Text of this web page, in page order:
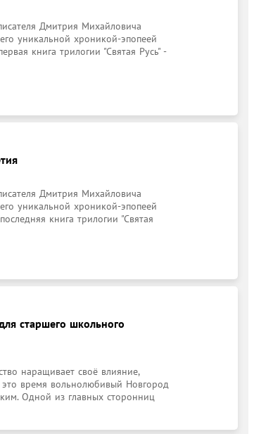
Дмитрия Михайловича
уникальной хроникой-эпопеей
книга трилогии "Святая Русь" -
Дмитрия Михайловича
уникальной хроникой-эпопеей
книга трилогии "Святая
старшего школьного
наращивает своё влияние,
это время вольнолюбивый Новгород
Одной из главных сторонниц